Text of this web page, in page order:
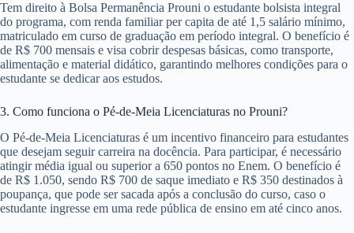
Tem direito à Bolsa Permanência Prouni o estudante bolsista integral
do programa, com renda familiar per capita de até 1,5 salário mínimo,
matriculado em curso de graduação em período integral. O benefício é
de R$ 700 mensais e visa cobrir despesas básicas, como transporte,
alimentação e material didático, garantindo melhores condições para o
estudante se dedicar aos estudos.
3. Como funciona o Pé-de-Meia Licenciaturas no Prouni?
O Pé-de-Meia Licenciaturas é um incentivo financeiro para estudantes
que desejam seguir carreira na docência. Para participar, é necessário
atingir média igual ou superior a 650 pontos no Enem. O benefício é
de R$ 1.050, sendo R$ 700 de saque imediato e R$ 350 destinados à
poupança, que pode ser sacada após a conclusão do curso, caso o
estudante ingresse em uma rede pública de ensino em até cinco anos.